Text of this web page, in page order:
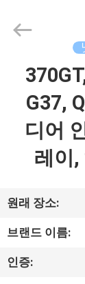
동
영
상
2015
Automobile
Electron
G37,
디어
레이,
원래 장소:
브랜드 이름:
인증: